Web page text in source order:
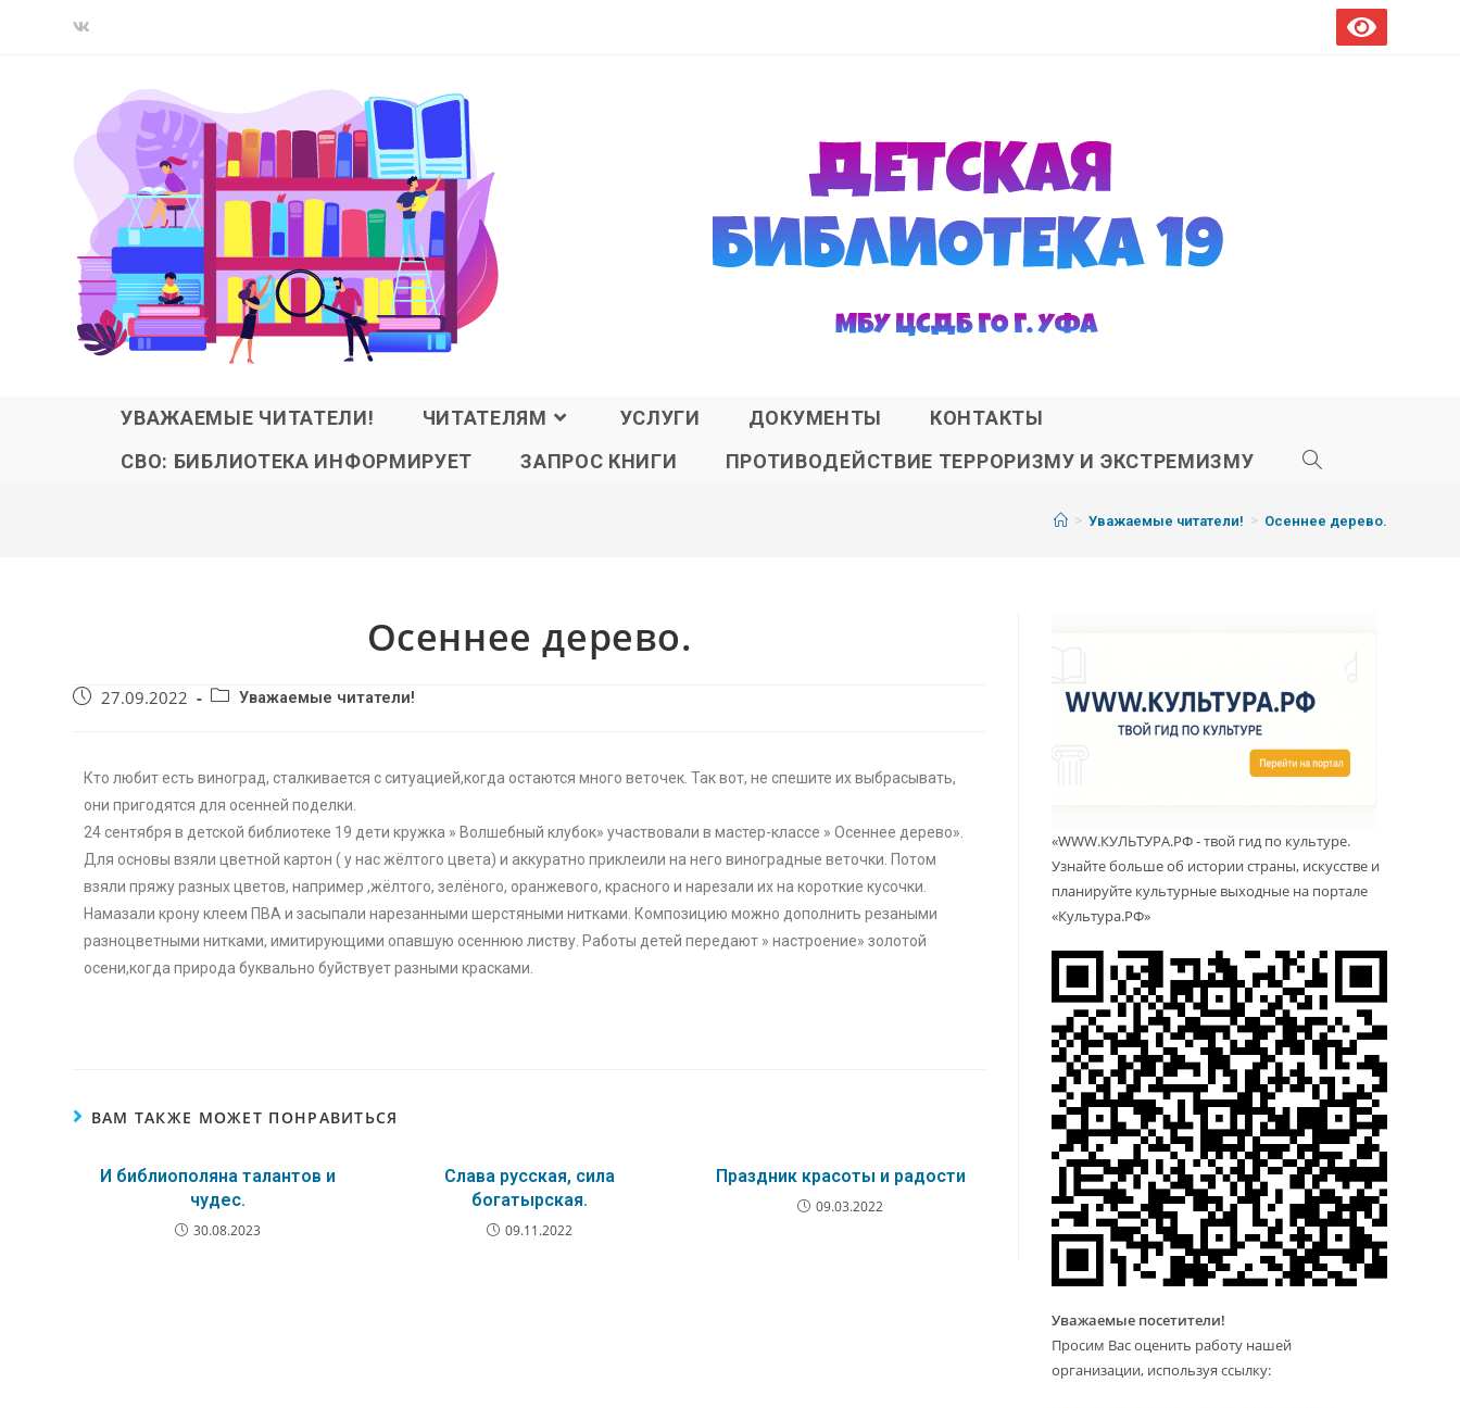
УВАЖАЕМЫЕ ЧИТАТЕЛИ! ЧИТАТЕЛЯМ УСЛУГИ ДОКУМЕНТЫ
КОНТАКТЫ
СВО: БИБЛИОТЕКА ИНФОРМИРУЕТ
ЗАПРОС КНИГИ ПРОТИВОДЕЙСТВИЕ ТЕРРОРИЗМУ И ЭКСТРЕМИЗМУ
> Уважаемые читатели! > Осеннее дерево.
Осеннее дерево.
27.09.2022 Уважаемые читатели!
Кто любит есть виноград, сталкивается с ситуацией,когда остаются много веточек. Так вот, не спешите их выбрасывать,
они пригодятся для осенней поделки.
24 сентября в детской библиотеке 19 дети кружка » Волшебный клубок» участвовали в мастер-классе » Осеннее дерево».
Для основы взяли цветной картон ( у нас жёлтого цвета) и аккуратно приклеили на него виноградные веточки. Потом
взяли пряжу разных цветов, например ,жёлтого, зелёного, оранжевого, красного и нарезали их на короткие кусочки.
Намазали крону клеем ПВА и засыпали нарезанными шерстяными нитками. Композицию можно дополнить резаными
разноцветными нитками, имитирующими опавшую осеннюю листву. Работы детей передают » настроение» золотой
осени,когда природа буквально буйствует разными красками.
ВАМ ТАКЖЕ МОЖЕТ ПОНРАВИТЬСЯ
И библиополяна талантов и
чудес.
30.08.2023
Слава русская, сила
богатырская.
09.11.2022
Праздник красоты и радости
09.03.2022
«WWW.КУЛЬТУРА.РФ - твой гид по культуре.
Узнайте больше об истории страны, искусстве и
планируйте культурные выходные на портале
«Культура.РФ»
Уважаемые посетители!
Просим Вас оценить работу нашей
организации, используя ссылку: